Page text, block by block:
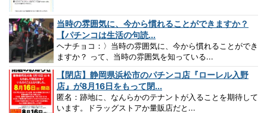
当時の雰囲気に、今から慣れることができますか？
【パチンコは生活の句読...
ヘナチョコ：〉当時の雰囲気に、今から慣れることができ
ますか？ って、当時の雰囲気を知っている...
【閉店】静岡県浜松市のパチンコ店『ローレル入野
店』が8月16日をもって閉...
匿名：跡地に、なんらかのテナントが入ることを期待して
います。ドラッグストアか量販店だと...